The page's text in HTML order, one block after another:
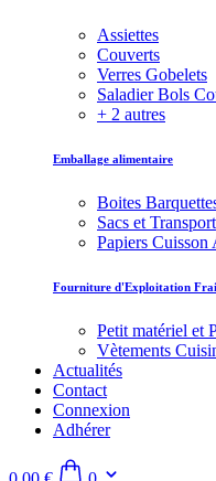
Assiettes
Couverts
Verres Gobelets
Saladier Bols
+ 2 autres
Emballage alimentaire
Boites
Sacs et Transport
Papiers Cuisson
Fourniture d'Exploitation
Petit matériel et
Vètements
Actualités
Contact
Connexion
Adhérer